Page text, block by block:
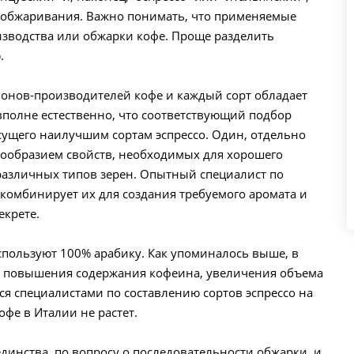
Важно понимать, что применяемые
или обжарки кофе. Проще разделить
производителей кофе и каждый сорт обладает
естественно, что соответствующий подбор
наилучшим сортам эспрессо. Один, отдельно
свойств, необходимых для хорошего
типов зерен. Опытный специалист по
их для создания требуемого аромата и
100% арабику. Как упоминалось выше, в
повышения содержания кофеина, увеличения объема
специалистами по составлению сортов эспрессо на
в Италии не растет.